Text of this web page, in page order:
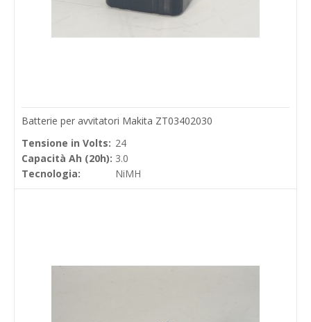
Batterie per avvitatori Makita ZT03402030
Tensione in Volts: 24
Capacità Ah (20h): 3.0
Tecnologia:
NiMH